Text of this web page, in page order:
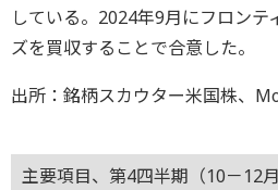
している。2024年9月にフロン
ズを買収することで合意した。
出所：銘柄スカウター米国株、
主要項目、第4四半期（10－12